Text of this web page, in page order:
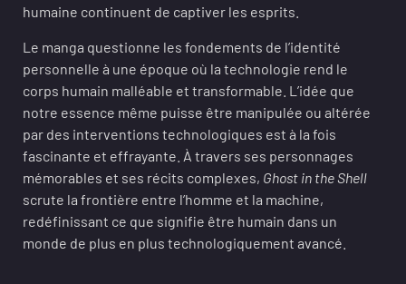
humaine continuent de captiver les esprits.
Le manga questionne les fondements de l’identité
personnelle à une époque où la technologie rend le
corps humain malléable et transformable. L’idée que
notre essence même puisse être manipulée ou altérée
par des interventions technologiques est à la fois
fascinante et effrayante. À travers ses personnages
mémorables et ses récits complexes, Ghost in the Shell
scrute la frontière entre l’homme et la machine,
redéfinissant ce que signifie être humain dans un
monde de plus en plus technologiquement avancé.